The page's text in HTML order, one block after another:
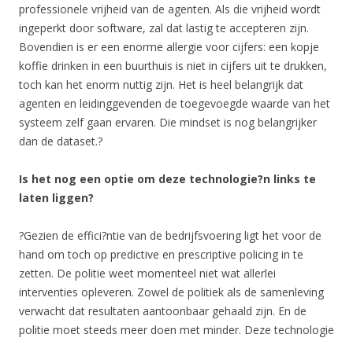
professionele vrijheid van de agenten. Als die vrijheid wordt
ingeperkt door software, zal dat lastig te accepteren zijn.
Bovendien is er een enorme allergie voor cijfers: een kopje
koffie drinken in een buurthuis is niet in cijfers uit te drukken,
toch kan het enorm nuttig zijn. Het is heel belangrijk dat
agenten en leidinggevenden de toegevoegde waarde van het
systeem zelf gaan ervaren. Die mindset is nog belangrijker
dan de dataset.?
Is het nog een optie om deze technologie?n links te
laten liggen?
?Gezien de effici?ntie van de bedrijfsvoering ligt het voor de
hand om toch op predictive en prescriptive policing in te
zetten. De politie weet momenteel niet wat allerlei
interventies opleveren. Zowel de politiek als de samenleving
verwacht dat resultaten aantoonbaar gehaald zijn. En de
politie moet steeds meer doen met minder. Deze technologie